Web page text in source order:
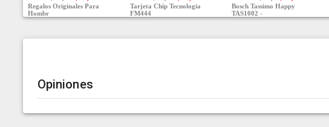
Regalos Originales Para
Hombr
Tarjeta Chip Tecnologia
FM444
Bosch Tassimo Happy
TAS1002 -
Opiniones